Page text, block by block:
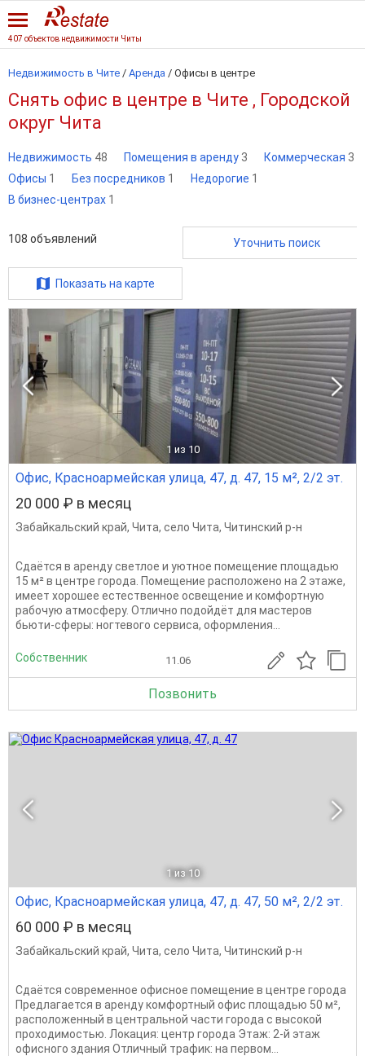
407 объектов недвижимости Читы
Недвижимость в Чите / Аренда / Офисы в центре
Снять офис в центре в Чите , Городской
округ Чита
Недвижимость 48 Помещения в аренду 3 Коммерческая 3
Офисы 1 Без посредников 1 Недорогие 1
В бизнес-центрах 1
108 объявлений Уточнить поиск
Показать на карте
1 из 10
Офис, Красноармейская улица, 47, д. 47, 15 м², 2/2 эт.
20 000 ₽ в месяц
Забайкальский край, Чита, село Чита, Читинский р-н
Сдаётся в аренду светлое и уютное помещение площадью
15 м² в центре города. Помещение расположено на 2 этаже,
имеет хорошее естественное освещение и комфортную
рабочую атмосферу. Отлично подойдёт для мастеров
бьюти-сферы: ногтевого сервиса, оформления...
Собственник 11.06
Позвонить
1 из 10
Офис, Красноармейская улица, 47, д. 47, 50 м², 2/2 эт.
60 000 ₽ в месяц
Забайкальский край, Чита, село Чита, Читинский р-н
Сдаётся современное офисное помещение в центре города
Предлагается в аренду комфортный офис площадью 50 м²,
расположенный в центральной части города с высокой
проходимостью. Локация: центр города Этаж: 2-й этаж
офисного здания Отличный трафик: на первом...